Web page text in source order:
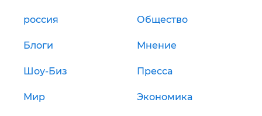
россия Общество
Блоги Мнение
Шоу-Биз Пресса
Мир Экономика